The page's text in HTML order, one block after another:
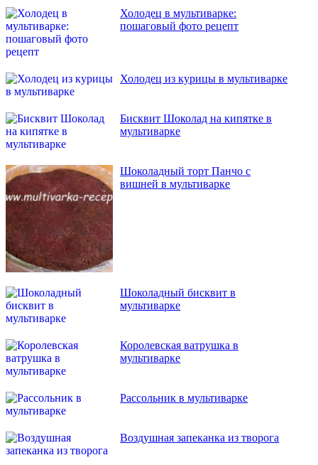
Холодец в мультиварке:
пошаговый фото рецепт
Холодец из курицы в мультиварке
Бисквит Шоколад на кипятке в
мультиварке
Шоколадный торт Панчо с
вишней в мультиварке
Шоколадный бисквит в
мультиварке
Королевская ватрушка в
мультиварке
Рассольник в мультиварке
Воздушная запеканка из творога